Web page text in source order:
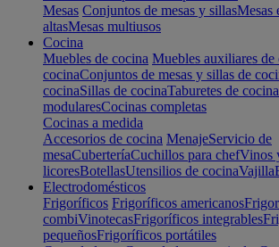
Mesas Conjuntos de mesas y sillasMesas
altasMesas multiusos
Cocina
Muebles de cocina Muebles auxiliares de
cocinaConjuntos de mesas y sillas de
cocinaSillas de cocinaTaburetes de cocina
modularesCocinas completas
Cocinas a medida
Accesorios de cocina MenajeServicio de
mesaCuberteríaCuchillos para chefVinos
licoresBotellasUtensilios de cocinaVajilla
Electrodomésticos
Frigoríficos Frigoríficos americanos
combiVinotecasFrigoríficos integrables
pequeñosFrigoríficos portátiles